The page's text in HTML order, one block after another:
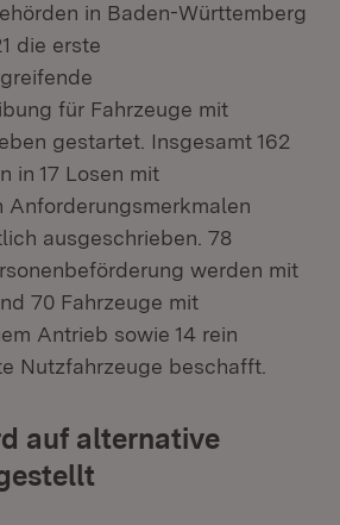
in Baden-Württemberg
die erste
für Fahrzeuge mit
gestartet. Insgesamt 162
in 17 Losen mit
Anforderungsmerkmalen
ausgeschrieben. 78
werden mit
70 Fahrzeuge mit
Antrieb sowie 14 rein
Nutzfahrzeuge beschafft.
auf alternative